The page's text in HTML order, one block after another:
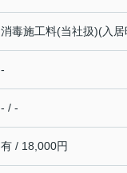
消毒施工料(当社扱)(入
-
- / -
有 / 18,000円